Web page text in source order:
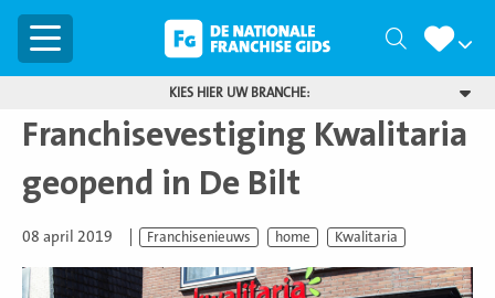
Menu Zoeken
KIES HIER UW BRANCHE:
Franchisevestiging Kwalitaria
geopend in De Bilt
08 april 2019 Franchisenieuws home Kwalitaria